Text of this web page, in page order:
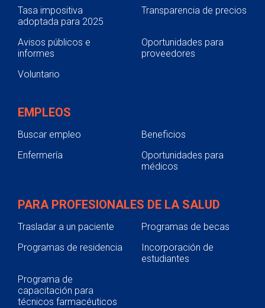
Tasa impositiva
adoptada para 2025
Transparencia de precios
Avisos públicos e
informes
Oportunidades para
proveedores
Voluntario
EMPLEOS
Buscar empleo
Beneficios
Enfermería
Oportunidades para
médicos
PARA PROFESIONALES DE LA SALUD
Trasladar a un paciente
Programas de becas
Programas de residencia
Incorporación de
estudiantes
Programa de
capacitación para
técnicos farmacéuticos